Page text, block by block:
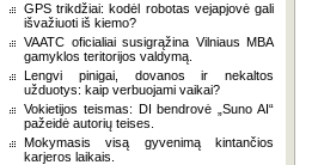
GPS trikdžiai: kodėl robotas vejapjovė gali
išvažiuoti iš kiemo?
VAATC oficialiai susigrąžina Vilniaus MBA
gamyklos teritorijos valdymą.
Lengvi pinigai, dovanos ir nekaltos
užduotys: kaip verbuojami vaikai?
Vokietijos teismas: DI bendrovė „Suno AI“
pažeidė autorių teises.
Mokymasis visą gyvenimą kintančios
karjeros laikais.